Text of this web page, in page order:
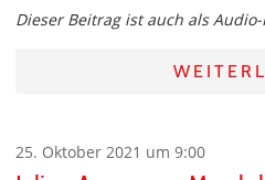
Dieser Beitrag ist auch als
25. Oktober 2021 um 9:00